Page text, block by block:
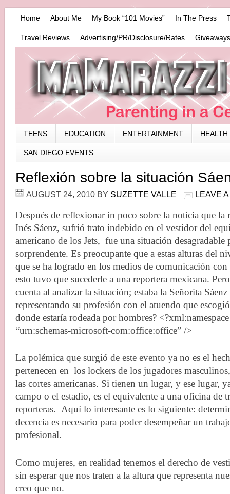
Home About Me My Book “101 Movies” In The Press
Travel Reviews Advertising/PR/Disclosure/Rates
TEENS EDUCATION ENTERTAINMENT HEALTH
SAN DIEGO EVENTS
Reflexión sobre la situación
AUGUST 24, 2010 BY SUZETTE VALLE LEAVE
Después de reflexionar in poco sobre la noticia que la
Inés Sáenz, sufrió trato indebido en el vestidor del
americano de los Jets, fue una situación
sorprendente. Es preocupante que a estas alturas del
que se ha logrado en los medios de comunicación con
esto tuvo que sucederle a una reportera mexicana.
cuenta al analizar la situación; estaba la Señorita Sáenz
representando su profesión con el atuendo que
donde estaría rodeada por hombres?
“urn:schemas-microsoft-com:office:office” />
La polémica que surgió de este evento ya no es el
pertenecen en los lockers de los jugadores
las cortes americanas. Si tienen un lugar, y ese lugar,
campo o el estadio, es el equivalente a una oficina de
reporteras. Aquí lo interesante es lo siguiente:
decencia es necesario para poder desempeñar un
profesional.
Como mujeres, en realidad tenemos el derecho de
sin esperar que nos traten a la altura que representa
creo que no.